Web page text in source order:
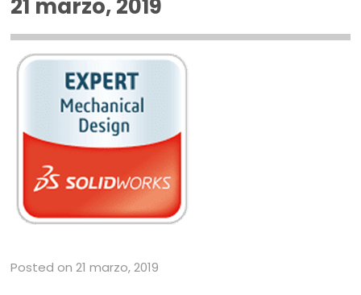
21 marzo, 2019
Posted on 21 marzo, 2019